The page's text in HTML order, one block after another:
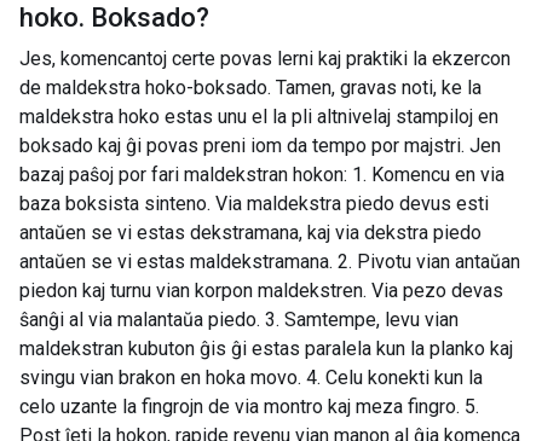
hoko. Boksado?
Jes, komencantoj certe povas lerni kaj praktiki la ekzercon
de maldekstra hoko-boksado. Tamen, gravas noti, ke la
maldekstra hoko estas unu el la pli altnivelaj stampiloj en
boksado kaj ĝi povas preni iom da tempo por majstri. Jen
bazaj paŝoj por fari maldekstran hokon: 1. Komencu en via
baza boksista sinteno. Via maldekstra piedo devus esti
antaŭen se vi estas dekstramana, kaj via dekstra piedo
antaŭen se vi estas maldekstramana. 2. Pivotu vian antaŭan
piedon kaj turnu vian korpon maldekstren. Via pezo devas
ŝanĝi al via malantaŭa piedo. 3. Samtempe, levu vian
maldekstran kubuton ĝis ĝi estas paralela kun la planko kaj
svingu vian brakon en hoka movo. 4. Celu konekti kun la
celo uzante la fingrojn de via montro kaj meza fingro. 5.
Post ĵeti la hokon, rapide revenu vian manon al ĝia komenca